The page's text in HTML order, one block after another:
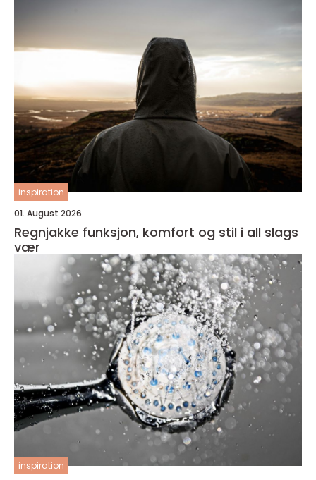
inspiration
01. August 2026
Regnjakke funksjon, komfort og stil i all slags
vær
inspiration